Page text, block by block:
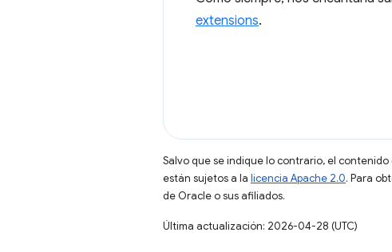
extensions.
Salvo que se indique lo contrario, el
están sujetos a la licencia Apache 2.0. Para
de Oracle o sus afiliados.
Última actualización: 2026-04-28 (UTC)